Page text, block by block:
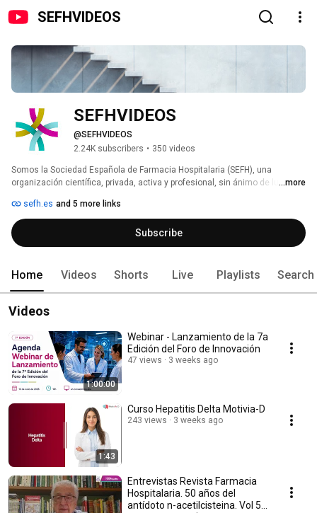
SEFHVIDEOS
SEFHVIDEOS
@SEFHVIDEOS
2.24K subscribers • 350 videos
Somos la Sociedad Española de Farmacia Hospitalaria (SEFH), una
organización científica, privada, activa y profesional, sin ánimo de lucro,
hospitalaria y cuyas acciones buscan incrementar el uso adecuado y
seguro de los medicamentos.
...more
sefh.es and 5 more links
Subscribe
Home Videos Shorts Live Playlists Search
Videos
1:00:00
Webinar - Lanzamiento de la 7a
Edición del Foro de Innovación
47 views 3 weeks ago
1:43
Curso Hepatitis Delta Motivia-D
243 views 3 weeks ago
Entrevistas Revista Farmacia
Hospitalaria. 50 años del
antídoto n-acetilcisteina. Vol 50